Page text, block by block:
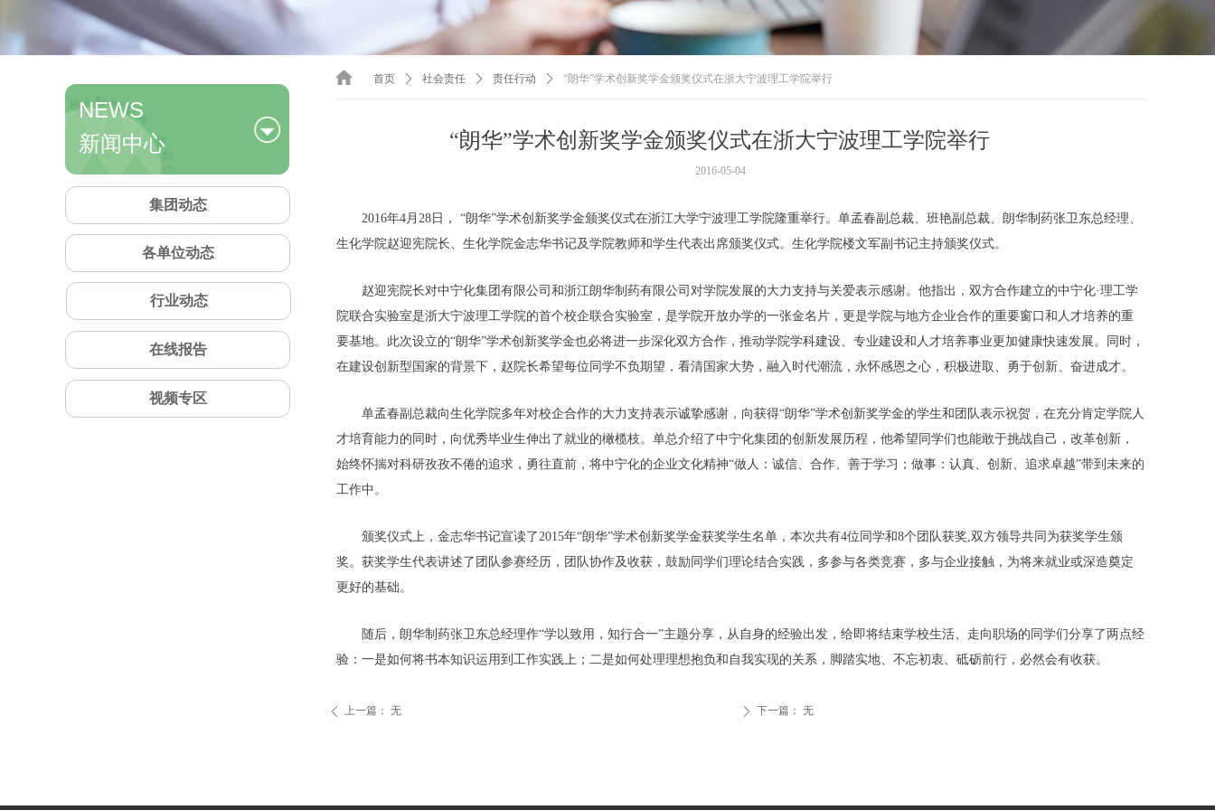
“朗华”学术创新奖学金颁奖仪式在浙大宁波理工学院举行
2016年4月28日， “朗华”学术创新奖学金颁奖仪式在浙江大学宁波理工学院隆重举行。单孟春副总裁、班艳副总裁、朗华制药张卫东总经理、
生化学院赵迎宪院长、生化学院金志华书记及学院教师和学生代表出席颁奖仪式。生化学院楼文军副书记主持颁奖仪式。
赵迎宪院长对中宁化集团有限公司和浙江朗华制药有限公司对学院发展的大力支持与关爱表示感谢。他指出，双方合作建立的中宁化·理工学
院联合实验室是浙大宁波理工学院的首个校企联合实验室，是学院开放办学的一张金名片，更是学院与地方企业合作的重要窗口和人才培养的重
要基地。此次设立的“朗华”学术创新奖学金也必将进一步深化双方合作，推动学院学科建设、专业建设和人才培养事业更加健康快速发展。同时，
在建设创新型国家的背景下，赵院长希望每位同学不负期望，看清国家大势，融入时代潮流，永怀感恩之心，积极进取、勇于创新、奋进成才。
单孟春副总裁向生化学院多年对校企合作的大力支持表示诚挚感谢，向获得“朗华”学术创新奖学金的学生和团队表示祝贺，在充分肯定学院人
才培育能力的同时，向优秀毕业生伸出了就业的橄榄枝。单总介绍了中宁化集团的创新发展历程，他希望同学们也能敢于挑战自己，改革创新，
始终怀揣对科研孜孜不倦的追求，勇往直前，将中宁化的企业文化精神“做人：诚信、合作、善于学习；做事：认真、创新、追求卓越”带到未来的
工作中。
颁奖仪式上，金志华书记宣读了2015年“朗华”学术创新奖学金获奖学生名单，本次共有4位同学和8个团队获奖,双方领导共同为获奖学生颁
奖。获奖学生代表讲述了团队参赛经历，团队协作及收获，鼓励同学们理论结合实践，多参与各类竞赛，多与企业接触，为将来就业或深造奠定
更好的基础。
随后，朗华制药张卫东总经理作“学以致用，知行合一”主题分享，从自身的经验出发，给即将结束学校生活、走向职场的同学们分享了两点经
验：一是如何将书本知识运用到工作实践上；二是如何处理理想抱负和自我实现的关系，脚踏实地、不忘初衷、砥砺前行，必然会有收获。
2016-05-04
首页 ꄲ 社会责任 ꄲ 责任行动 ꄲ “朗华”学术创新奖学金颁奖仪式在浙大宁波理工学院举行
ꄴ 上一篇： 无 ꄲ 下一篇： 无
NEWS
新闻中心
集团动态
各单位动态
在线报告
行业动态
视频专区